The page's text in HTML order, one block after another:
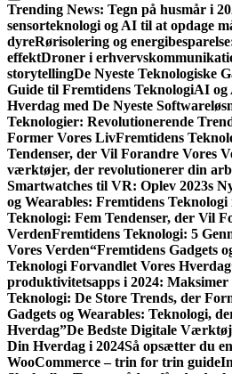
Trending News: Tegn på husmår i
sensorteknologi og AI til at opdage
dyreRørisolering og
effektDroner i
storytellingDe Nyeste Teknologiske
Guide til Fremtidens TeknologiAI og
Hverdag med De Nyeste
Teknologier: Revolutionerende
Former Vores LivFremtidens
Tendenser, der Vil Forandre Vores
værktøjer, der revolutionerer din
Smartwatches til VR: Oplev 2023s
og Wearables: Fremtidens
Teknologi: Fem Tendenser, der Vil
VerdenFremtidens Teknologi: 5
Vores Verden“Fremtidens Gadgets
Teknologi Forvandlet Vores
produktivitetsapps i 2024:
Teknologi: De Store Trends, der
Gadgets og Wearables: Teknologi,
Hverdag”De Bedste Digitale
Din Hverdag i 2024Så opsætter du
WooCommerce – trin for trin guide